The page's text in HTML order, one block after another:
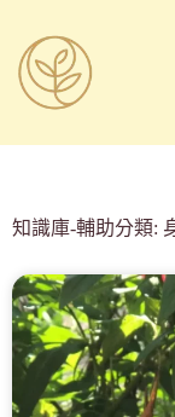
知識庫-輔助分類: